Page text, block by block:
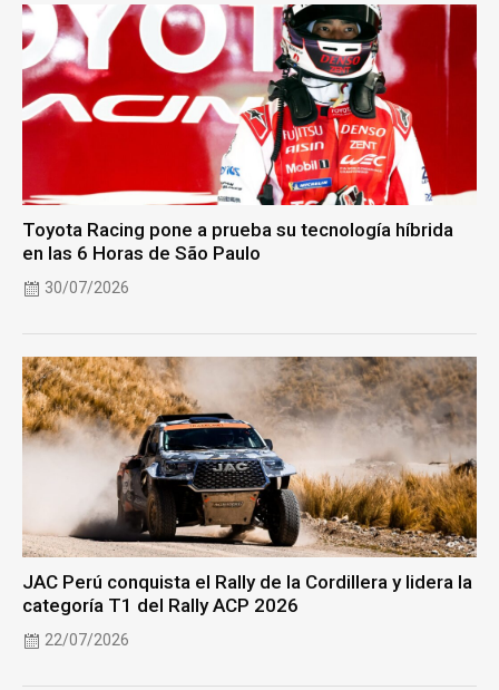
Toyota Racing pone a prueba su tecnología híbrida
en las 6 Horas de São Paulo
30/07/2026
JAC Perú conquista el Rally de la Cordillera y lidera la
categoría T1 del Rally ACP 2026
22/07/2026